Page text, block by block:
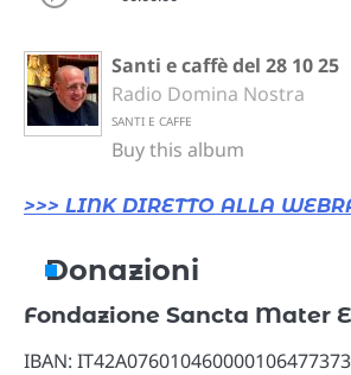
Santi e caffè del 28 10 25
Radio Domina Nostra
SANTI E CAFFE
Buy this album
>>> LINK DIRETTO ALLA
Donazioni
Fondazione Sancta Mater
IBAN: